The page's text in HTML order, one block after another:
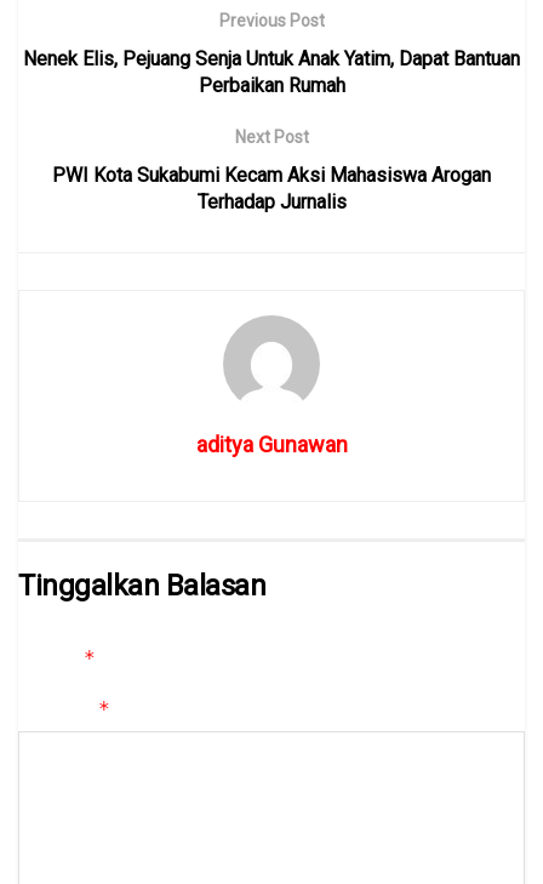
Previous Post
Nenek Elis, Pejuang Senja Untuk Anak Yatim, Dapat Bantuan
Perbaikan Rumah
Next Post
PWI Kota Sukabumi Kecam Aksi Mahasiswa Arogan
Terhadap Jurnalis
aditya Gunawan
Tinggalkan Balasan
*
*